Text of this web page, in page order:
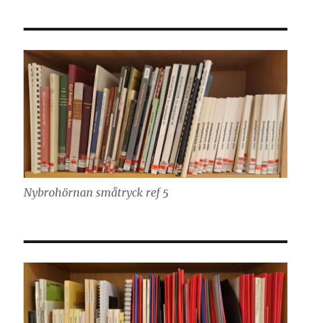
Nybrohörnan småtryck ref 5